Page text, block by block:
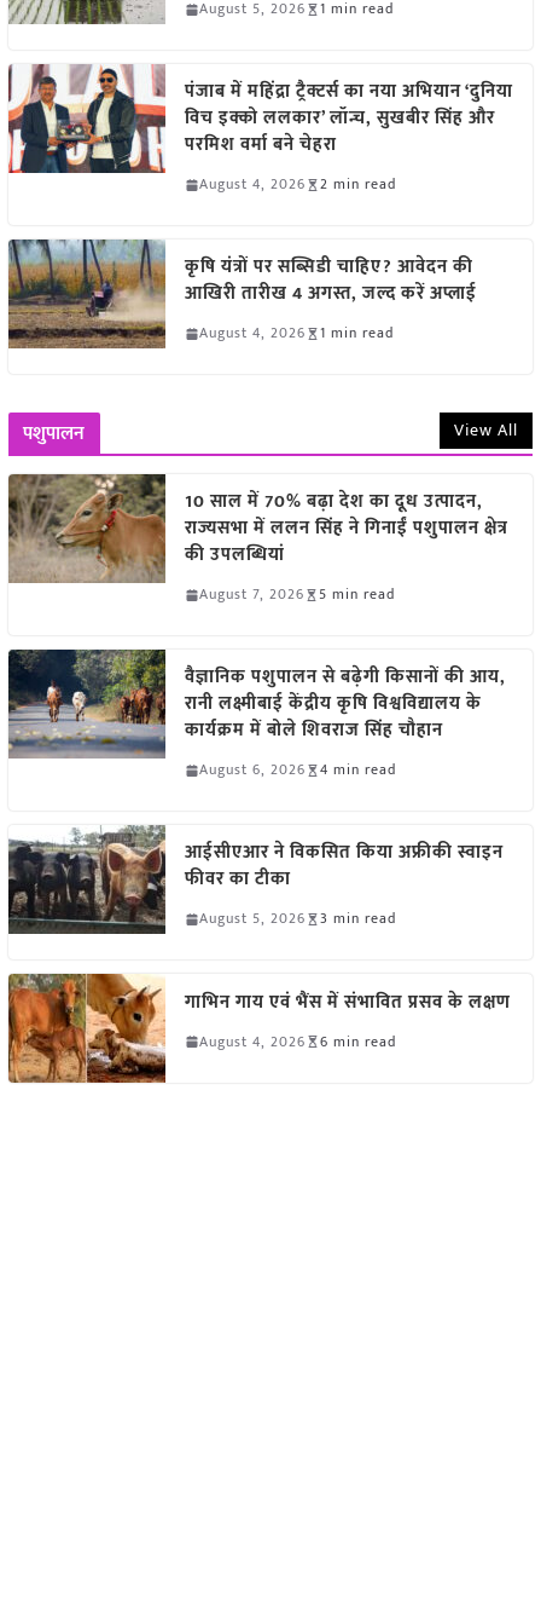
August 5, 2026 1 min read
पंजाब में महिंद्रा ट्रैक्टर्स का नया अभियान ‘दुनिया
विच इक्को ललकार’ लॉन्च, सुखबीर सिंह और
परमिश वर्मा बने चेहरा
August 4, 2026 2 min read
कृषि यंत्रों पर सब्सिडी चाहिए? आवेदन की
आखिरी तारीख 4 अगस्त, जल्द करें अप्लाई
August 4, 2026 1 min read
पशुपालन View All
10 साल में 70% बढ़ा देश का दूध उत्पादन,
राज्यसभा में ललन सिंह ने गिनाईं पशुपालन क्षेत्र
की उपलब्धियां
August 7, 2026 5 min read
वैज्ञानिक पशुपालन से बढ़ेगी किसानों की आय,
रानी लक्ष्मीबाई केंद्रीय कृषि विश्वविद्यालय के
कार्यक्रम में बोले शिवराज सिंह चौहान
August 6, 2026 4 min read
आईसीएआर ने विकसित किया अफ्रीकी स्वाइन
फीवर का टीका
August 5, 2026 3 min read
गाभिन गाय एवं भैंस में संभावित प्रसव के लक्षण
August 4, 2026 6 min read